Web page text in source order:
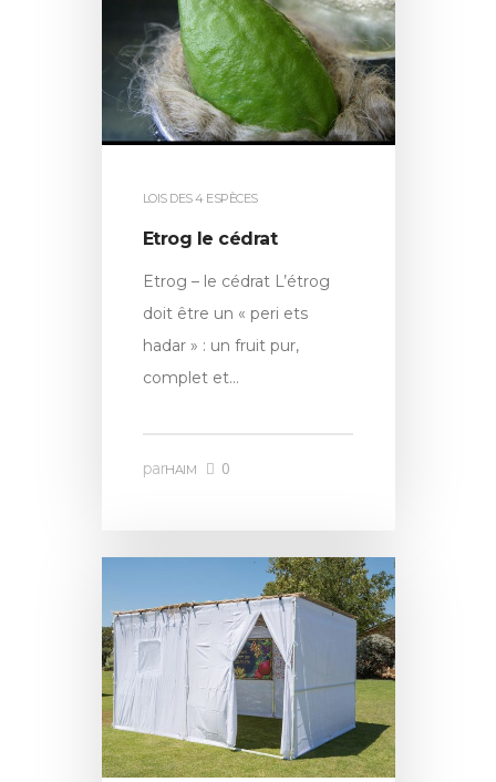
LOIS DES 4 ESPÈCES
Etrog le cédrat
Etrog – le cédrat L’étrog
doit être un « peri ets
hadar » : un fruit pur,
complet et…
parHAIM 0